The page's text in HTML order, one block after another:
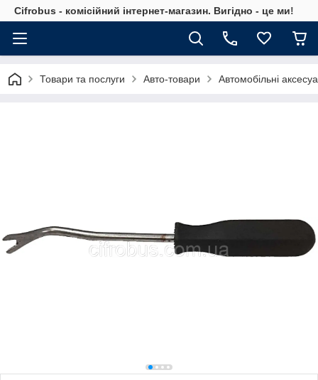
Cifrobus - комiсiйний iнтернет-магазин. Вигiдно - це ми!
Товари та послуги Авто-товари Автомобільні